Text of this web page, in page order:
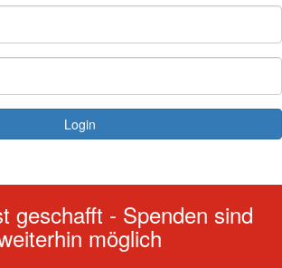
Login
geschafft - Spenden sind
möglich